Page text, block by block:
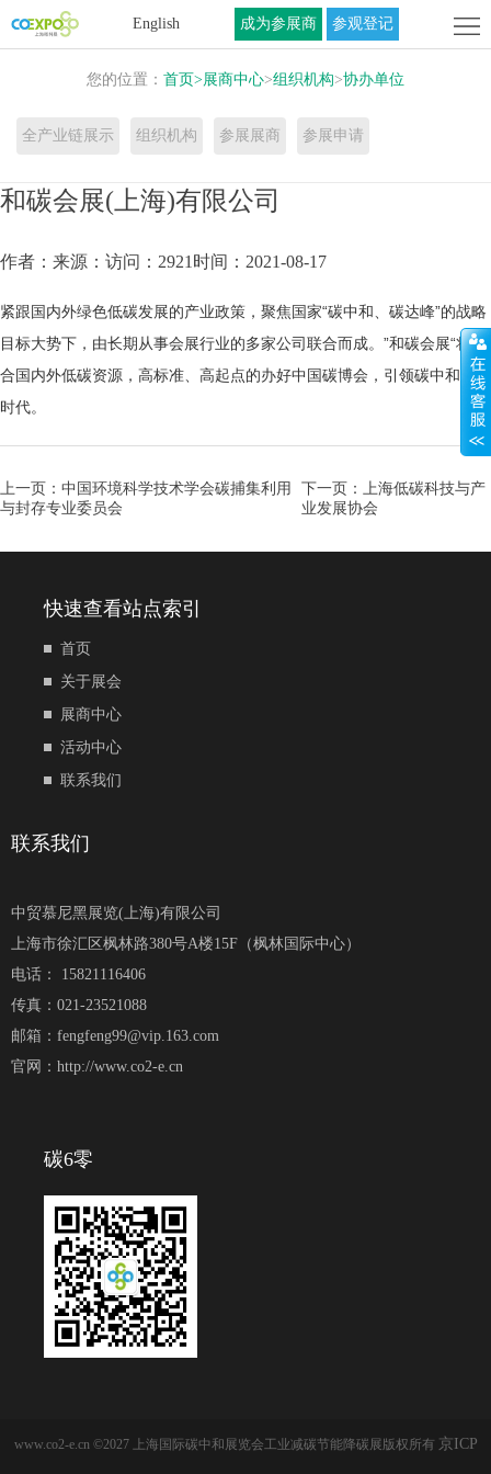
English 成为参展商 参观登记
首
心
中
心
系
我
们
您的位置： 首页>展商中心>组织机构>协办单位
全产业链展示 组织机构 参展展商 参展申请
和碳会展(上海)有限公司
作者： 来源： 访问：2921 时间：2021-08-17
紧跟国内外绿色低碳发展的产业政策，聚焦国家“碳中和、碳达峰”的战略
目标大势下，由长期从事会展行业的多家公司联合而成。”和碳会展“将集
合国内外低碳资源，高标准、高起点的办好中国碳博会，引领碳中和科技
时代。
上一页： 中国环境科学技术学会碳捕集利用
与封存专业委员会
下一页： 上海低碳科技与产
业发展协会
快速查看站点索引
首页
关于展会
展商中心
活动中心
联系我们
联系我们
中贸慕尼黑展览(上海)有限公司
上海市徐汇区枫林路380号A楼15F（枫林国际中心）
电话： 15821116406
传真：021-23521088
邮箱：fengfeng99@vip.163.com
官网：http://www.co2-e.cn
碳6零
www.co2-e.cn ©2027 上海国际碳中和展览会工业减碳节能降碳展版权所有 京ICP